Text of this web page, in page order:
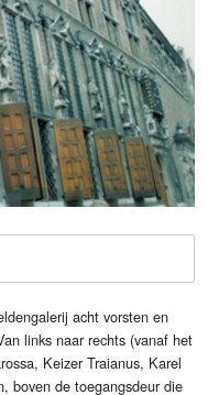
acht vorsten en
links naar rechts (vanaf het
Keizer Traianus, Karel
boven de toegangsdeur die